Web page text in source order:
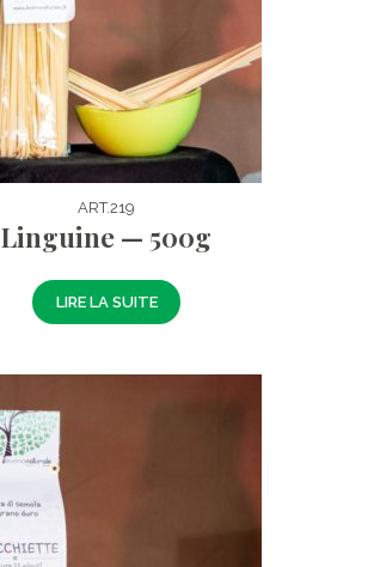
ART.219
Linguine — 500g
LIRE LA SUITE